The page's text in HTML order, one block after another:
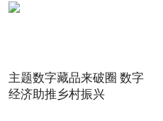
主题数字藏品来破圈 数字
经济助推乡村振兴